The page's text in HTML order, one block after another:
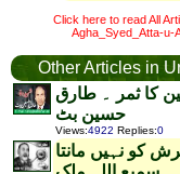
Click here to read All
Agha_Syed_Atta-u-
Other Articles in
کا ثمر ۔ طارق
حسین بٹ
Views:4922 Replies:0
کو نہیں مانتا